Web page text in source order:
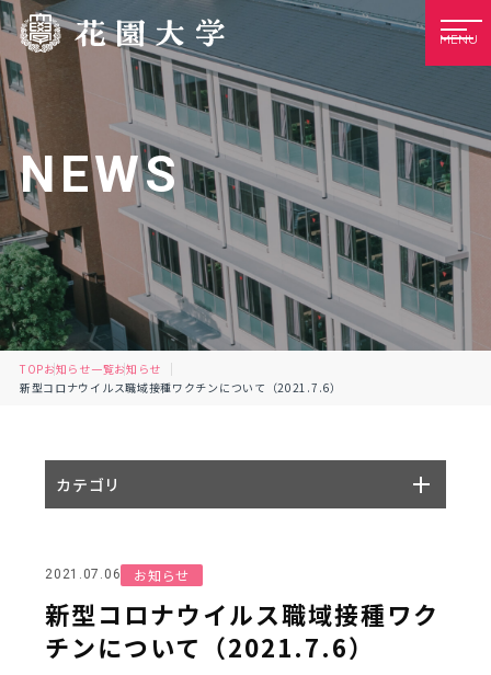
MENU
NEWS
TOPお知らせ一覧お知らせ
新型コロナウイルス職域接種ワクチンについて（2021.7.6）
2021.07.06 お知らせ
新型コロナウイルス職域接種ワク
チンについて（2021.7.6）
カテゴリ